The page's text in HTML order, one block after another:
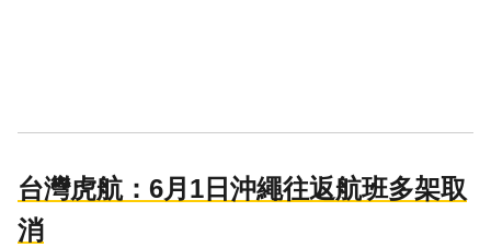
台灣虎航：6月1日沖繩往返航班多架取
消